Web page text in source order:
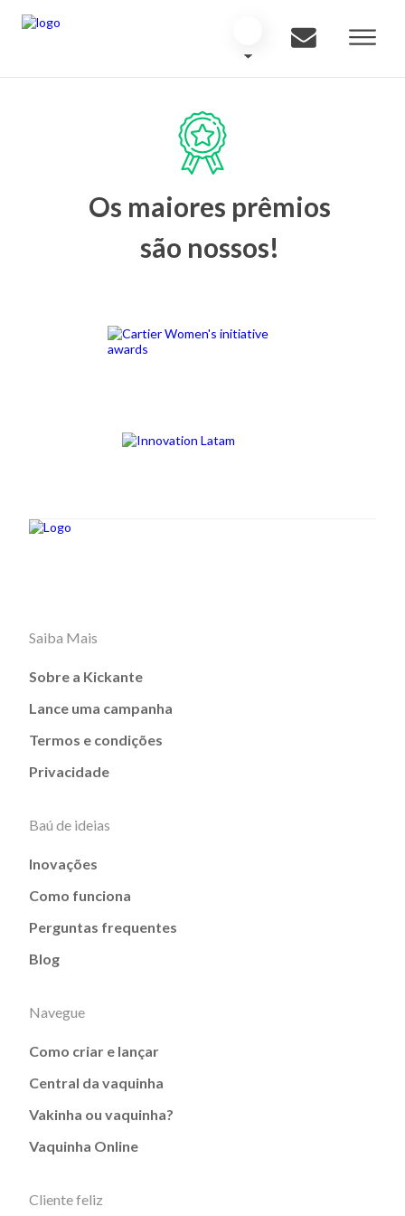
Os maiores prêmios
são nossos!
Saiba Mais
Sobre a Kickante
Lance uma campanha
Termos e condições
Privacidade
Baú de ideias
Inovações
Como funciona
Perguntas frequentes
Blog
Navegue
Como criar e lançar
Central da vaquinha
Vakinha ou vaquinha?
Vaquinha Online
Cliente feliz